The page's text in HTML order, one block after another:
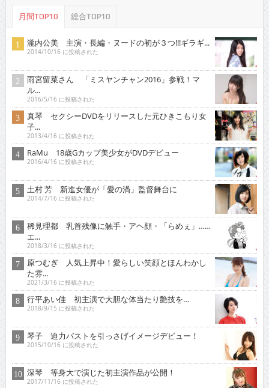
月間TOP10 総合TOP10
瀧内公美 主演・長編・ヌードの初が３つ!!!ギラギ...
2014/10/16 に投稿された
雨宮留菜さん 「ミスヤンチャン2016」参戦！マ
ル...
2016/5/16 に投稿された
真琴 セクシーDVDをリリースした元ひきこもり女
子...
2013/4/16 に投稿された
RaMu 18歳Gカップ美少女がDVDデビュー
2016/4/16 に投稿された
土村 芳 新進女優が「愛の渦」監督舞台に
2014/7/16 に投稿された
稀見理都 乳首残像に触手・アヘ顔・「らめぇ」……
エ...
2018/3/16 に投稿された
原つむぎ 人気上昇中！愛らしい笑顔とほんわかし
た雰...
2021/3/16 に投稿された
行平あい佳 初主演で大胆な体当たり艶技を…
2018/9/15 に投稿された
琴子 迫力バストを引っさげイメージデビュー！
2015/10/16 に投稿された
深琴 等身大で演じた初主演作品が公開！
2017/11/16 に投稿された